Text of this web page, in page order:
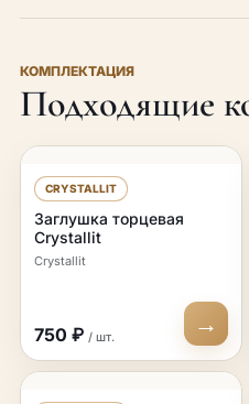
КОМПЛЕКТАЦИЯ
Подходящие
CRYSTALLIT
Заглушка торцевая
Crystallit
Crystallit
750 ₽ / шт. →